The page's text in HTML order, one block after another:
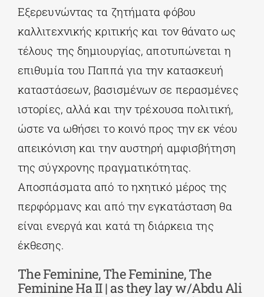
Eξερευνώντας τα ζητήματα φόβου
καλλιτεχνικής κριτικής και τον θάνατο ως
τέλους της δημιουργίας, αποτυπώνεται η
επιθυμία του Παππά για την κατασκευή
καταστάσεων, βασισμένων σε περασμένες
ιστορίες, αλλά και την τρέχουσα πολιτική,
ώστε να ωθήσει το κοινό προς την εκ νέου
απεικόνιση και την αυστηρή αμφισβήτηση
της σύγχρονης πραγματικότητας.
Αποσπάσματα από το ηχητικό μέρος της
περφόρμανς και από την εγκατάσταση θα
είναι ενεργά και κατά τη διάρκεια της
έκθεσης.
The Feminine, The Feminine, The
Feminine Ha II | as they lay w/Abdu Ali